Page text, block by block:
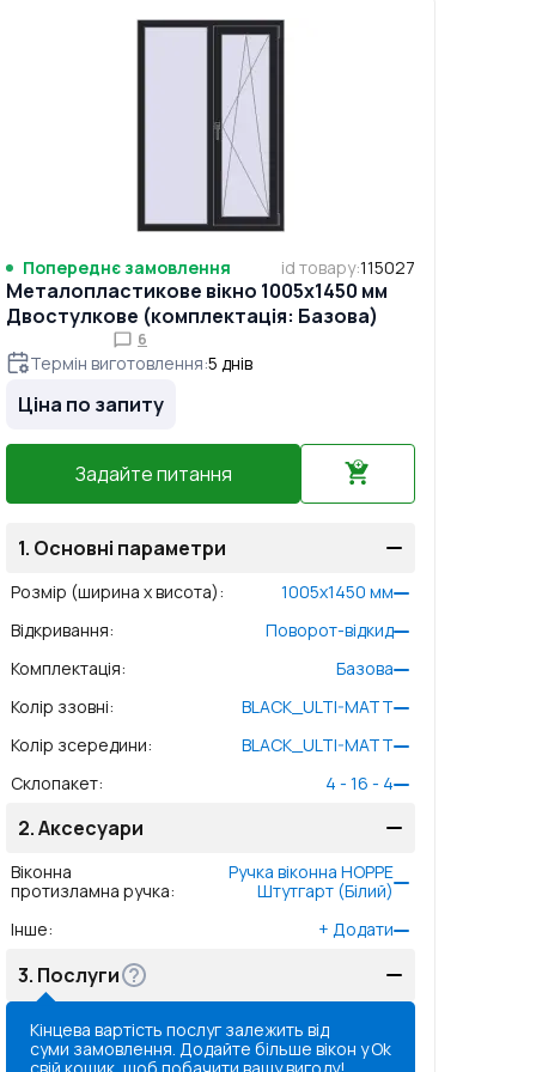
Попереднє замовлення id товару:115027
Металопластикове вікно 1005x1450 мм
Двостулкове (комплектація: Базова)
6
Термін виготовлення:5 днів
Ціна по запиту
Задайте питання
1. Основні параметри
Розмір (ширина x висота): 1005x1450 мм
Відкривання:
Поворот-відкид
Комплектація:
Базова
Колір ззовні:
BLACK_ULTI-MATT
Колір зсередини:
BLACK_ULTI-MATT
Склопакет: 4 - 16 - 4
2.Аксесуари
Віконна
протизламна ручка:
Ручка віконна HOPPE
Штутгарт (Білий)
Інше: + Додати
3. Послуги
Кінцева вартість послуг залежить від
суми замовлення. Додайте більше вікон уOk